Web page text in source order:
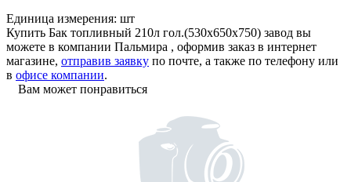
Единица измерения: шт
Купить Бак топливный 210л гол.(530х650х750) завод вы
можете в компании Пальмира , оформив заказ в интернет
магазине, отправив заявку по почте, а также по телефону или
в офисе компании.
Вам может понравиться